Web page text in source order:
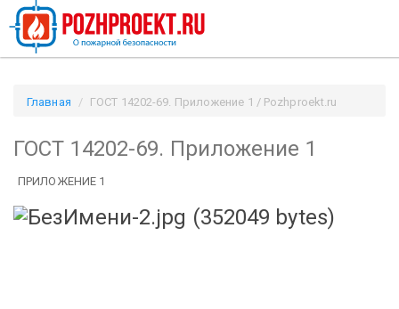
Главная ГОСТ 14202-69. Приложение 1 / Pozhproekt.ru
ГОСТ 14202-69. Приложение 1
ПРИЛОЖЕНИЕ 1